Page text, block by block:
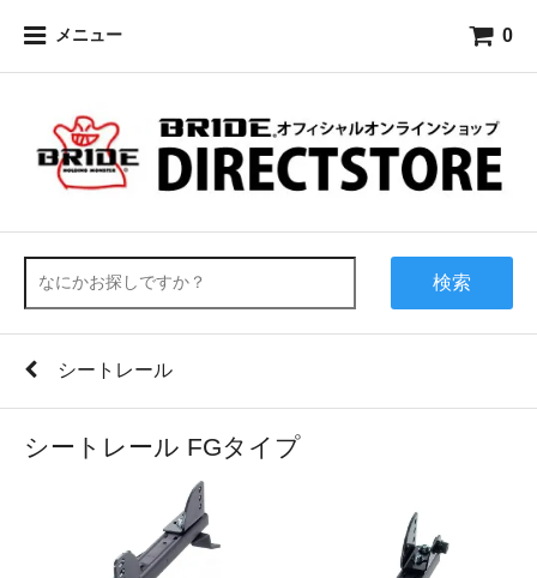
メニュー 0
検索
シートレール
シートレール FGタイプ